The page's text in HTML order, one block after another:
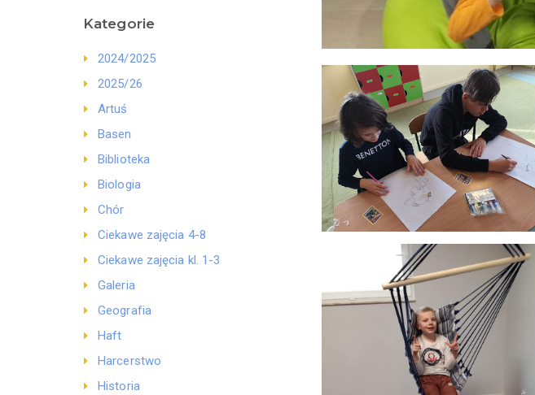
Kategorie
2024/2025
2025/26
Artuś
Basen
Biblioteka
Biologia
Chór
Ciekawe zajęcia 4-8
Ciekawe zajęcia kl. 1-3
Galeria
Geografia
Haft
Harcerstwo
Historia